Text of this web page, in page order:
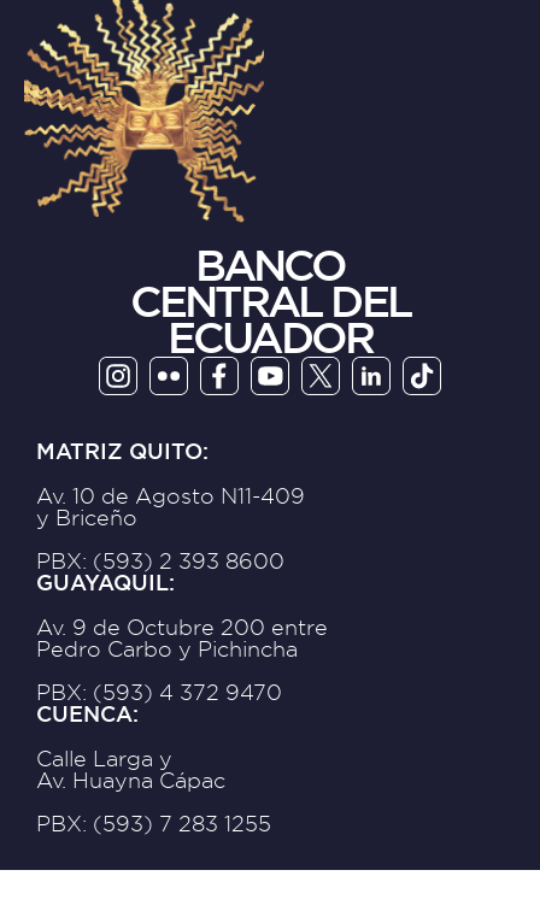
BANCO
CENTRAL DEL
ECUADOR
MATRIZ QUITO:
Av. 10 de Agosto N11-409
y Briceño
PBX: (593) 2 393 8600
GUAYAQUIL:
Av. 9 de Octubre 200 entre
Pedro Carbo y Pichincha
PBX: (593) 4 372 9470
CUENCA:
Calle Larga y
Av. Huayna Cápac
PBX: (593) 7 283 1255